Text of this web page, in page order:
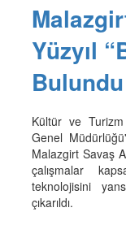
Yüzyıl
Bulundu
Kültür ve Turizm
Genel
Malazgirt Savaş
çalışmalar
teknolojisini
çıkarıldı.